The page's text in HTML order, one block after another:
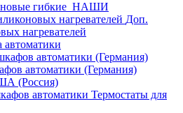
гибкие_НАШИ
Доп.
нагревателей
автоматики
автоматики (Германия)
(Россия)
Термостаты для